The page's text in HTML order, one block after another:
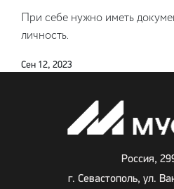
При себе нужно иметь
личность.
Сен 12, 2023
Россия,
г. Севастополь, ул.